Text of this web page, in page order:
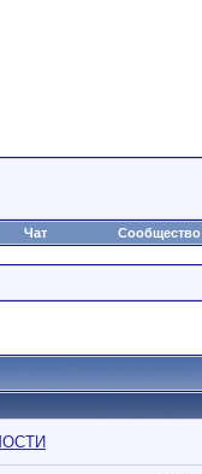
Чат Сообщество